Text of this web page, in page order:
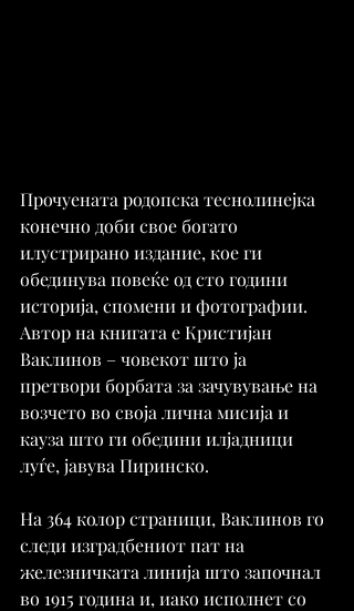
Прочуената родопска теснолинејка
конечно доби свое богато
илустрирано издание, кое ги
обединува повеќе од сто години
историја, спомени и фотографии.
Автор на книгата е Кристијан
Ваклинов – човекот што ја
претвори борбата за зачувување на
возчето во своја лична мисија и
кауза што ги обедини илјадници
луѓе, јавува Пиринско.
На 364 колор страници, Ваклинов го
следи изградбениот пат на
железничката линија што започнал
во 1915 година и, иако исполнет со